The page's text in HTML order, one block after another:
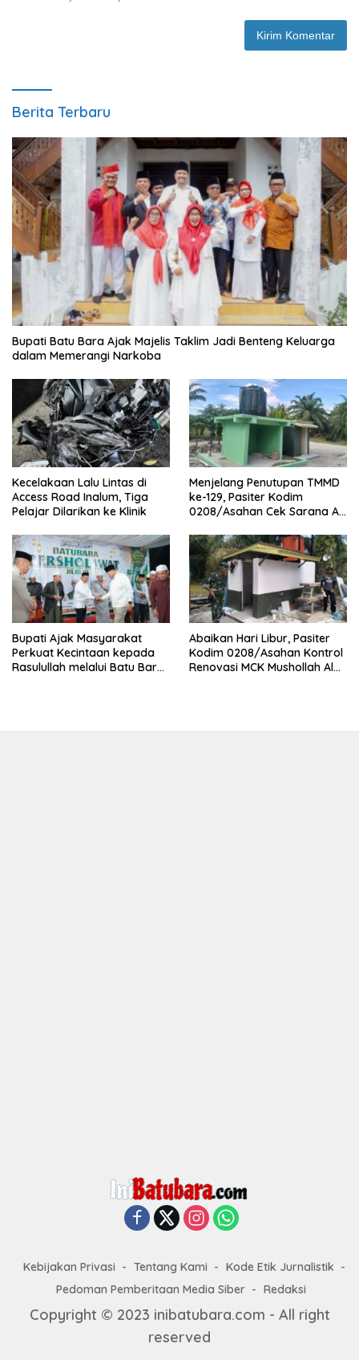
Berita Terbaru
Bupati Batu Bara Ajak Majelis Taklim Jadi Benteng Keluarga
dalam Memerangi Narkoba
Kecelakaan Lalu Lintas di
Access Road Inalum, Tiga
Pelajar Dilarikan ke Klinik
Menjelang Penutupan TMMD
ke-129, Pasiter Kodim
0208/Asahan Cek Sarana Air
Bupati Ajak Masyarakat
Perkuat Kecintaan kepada
Rasulullah melalui Batu Bara
Abaikan Hari Libur, Pasiter
Kodim 0208/Asahan Kontrol
Renovasi MCK Mushollah Al
Kebijakan Privasi Tentang Kami
Kode Etik Jurnalistik
Pedoman Pemberitaan Media Siber
Redaksi
Copyright © 2023 inibatubara.com - All right
reserved